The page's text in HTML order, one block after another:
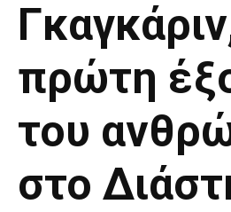
πρώτη
του
στο